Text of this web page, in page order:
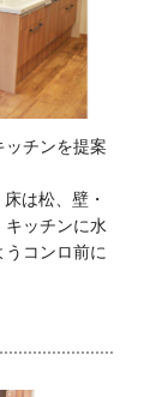
チンを提案
は松、壁・
キッチンに水
コンロ前に